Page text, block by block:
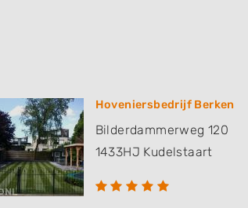
Hoveniersbedrijf Berken
Bilderdammerweg 120
1433HJ Kudelstaart